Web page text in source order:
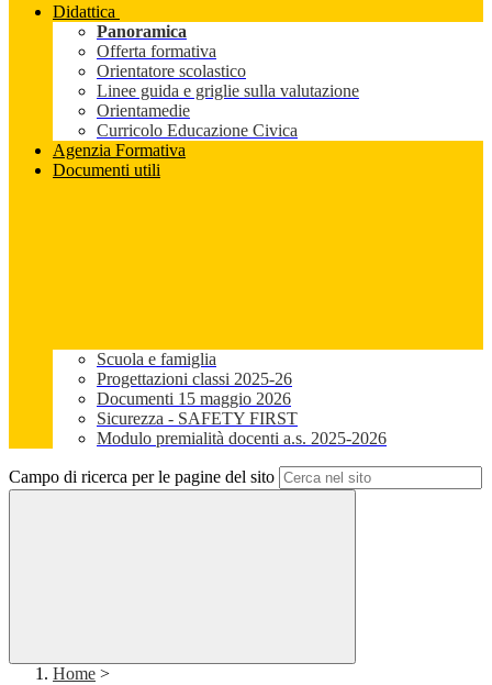
Didattica
Panoramica
Offerta formativa
Orientatore scolastico
Linee guida e griglie sulla valutazione
Orientamedie
Curricolo Educazione Civica
Agenzia Formativa
Documenti utili
Scuola e famiglia
Progettazioni classi 2025-26
Documenti 15 maggio 2026
Sicurezza - SAFETY FIRST
Modulo premialità docenti a.s. 2025-2026
Campo di ricerca per le pagine del sito
Home >